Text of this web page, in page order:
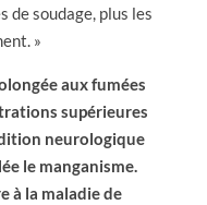
de soudage, plus les
»
aux fumées
supérieures
neurologique
le manganisme.
à la maladie de